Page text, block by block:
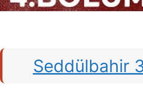
Seddülbahir